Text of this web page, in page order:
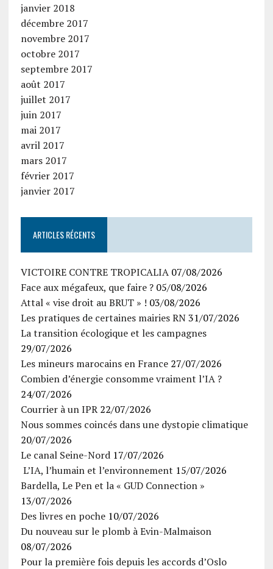
janvier 2018
décembre 2017
novembre 2017
octobre 2017
septembre 2017
août 2017
juillet 2017
juin 2017
mai 2017
avril 2017
mars 2017
février 2017
janvier 2017
ARTICLES RÉCENTS
VICTOIRE CONTRE TROPICALIA 07/08/2026
Face aux mégafeux, que faire ? 05/08/2026
Attal « vise droit au BRUT » ! 03/08/2026
Les pratiques de certaines mairies RN 31/07/2026
La transition écologique et les campagnes
29/07/2026
Les mineurs marocains en France 27/07/2026
Combien d’énergie consomme vraiment l’IA ?
24/07/2026
Courrier à un IPR 22/07/2026
Nous sommes coincés dans une dystopie climatique
20/07/2026
Le canal Seine-Nord 17/07/2026
L’IA, l’humain et l’environnement 15/07/2026
Bardella, Le Pen et la « GUD Connection »
13/07/2026
Des livres en poche 10/07/2026
Du nouveau sur le plomb à Evin-Malmaison
08/07/2026
Pour la première fois depuis les accords d’Oslo